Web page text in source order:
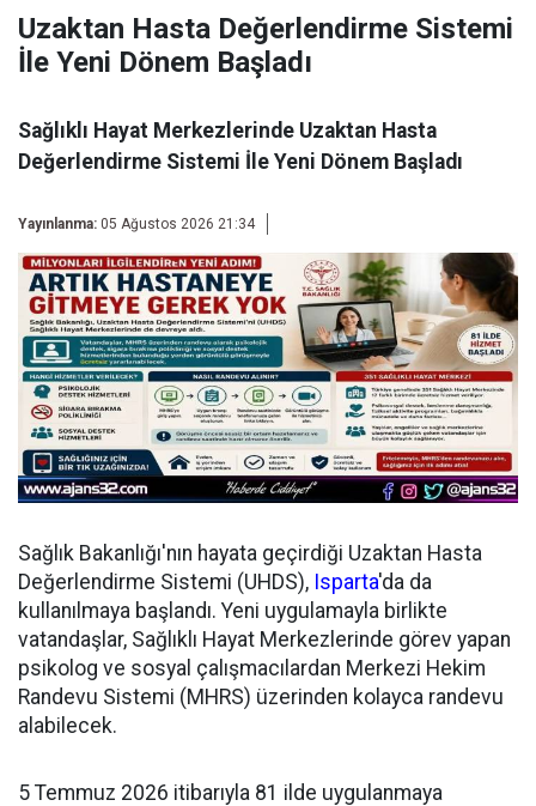
Uzaktan Hasta Değerlendirme Sistemi
İle Yeni Dönem Başladı
Sağlıklı Hayat Merkezlerinde Uzaktan Hasta
Değerlendirme Sistemi İle Yeni Dönem Başladı
Yayınlanma: 05 Ağustos 2026 21:34
Sağlık Bakanlığı'nın hayata geçirdiği Uzaktan Hasta
Değerlendirme Sistemi (UHDS), Isparta'da da
kullanılmaya başlandı. Yeni uygulamayla birlikte
vatandaşlar, Sağlıklı Hayat Merkezlerinde görev yapan
psikolog ve sosyal çalışmacılardan Merkezi Hekim
Randevu Sistemi (MHRS) üzerinden kolayca randevu
alabilecek.
5 Temmuz 2026 itibarıyla 81 ilde uygulanmaya